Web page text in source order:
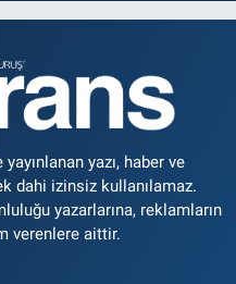
yazı, haber ve
dahi izinsiz kullanılamaz.
yazarlarına, reklamların
verenlere aittir.